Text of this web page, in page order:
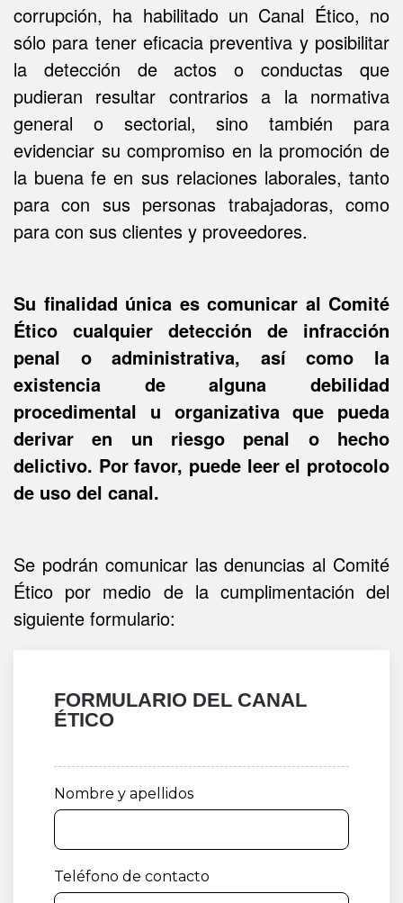
corrupción, ha habilitado un Canal Ético, no
sólo para tener eficacia preventiva y posibilitar
la detección de actos o conductas que
pudieran resultar contrarios a la normativa
general o sectorial, sino también para
evidenciar su compromiso en la promoción de
la buena fe en sus relaciones laborales, tanto
para con sus personas trabajadoras, como
para con sus clientes y proveedores.
Su finalidad única es comunicar al Comité
Ético cualquier detección de infracción
penal o administrativa, así como la
existencia de alguna debilidad
procedimental u organizativa que pueda
derivar en un riesgo penal o hecho
delictivo. Por favor, puede leer el protocolo
de uso del canal.
Se podrán comunicar las denuncias al Comité
Ético por medio de la cumplimentación del
siguiente formulario:
FORMULARIO DEL CANAL
ÉTICO
Nombre y apellidos
Teléfono de contacto